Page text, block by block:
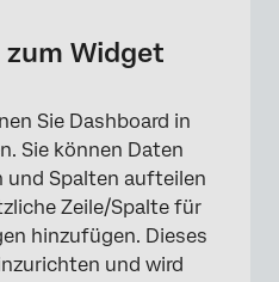
Widget
Sie Dashboard in
Sie können Daten
und Spalten aufteilen
Zeile/Spalte für
hinzufügen. Dieses
und wird